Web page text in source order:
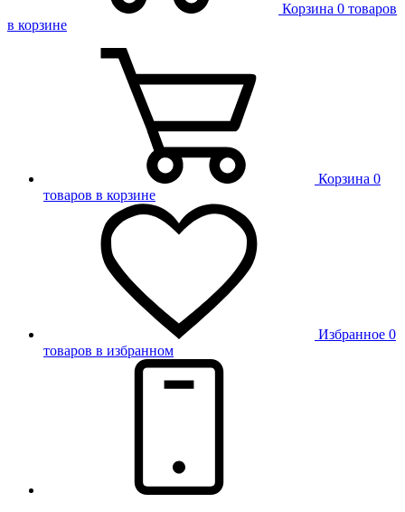
Корзина 0 товаров
в корзине
Корзина 0
товаров в корзине
Избранное 0
товаров в избранном